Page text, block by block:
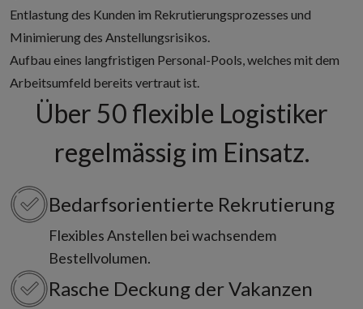
Entlastung des Kunden im Rekrutierungsprozesses und
Minimierung des Anstellungsrisikos.
Aufbau eines langfristigen Personal-Pools, welches mit dem
Arbeitsumfeld bereits vertraut ist.
Über 50 flexible Logistiker
regelmässig im Einsatz.
Bedarfsorientierte Rekrutierung
Flexibles Anstellen bei wachsendem
Bestellvolumen.
Rasche Deckung der Vakanzen